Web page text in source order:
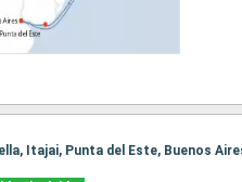
Itajai, Punta del Este, Buenos